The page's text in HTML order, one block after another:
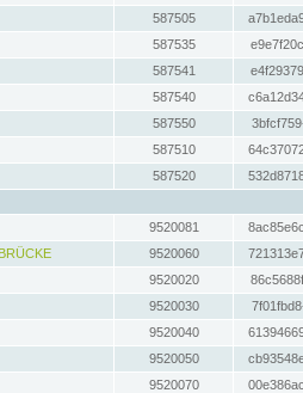
587505
587535
587541
587540
587550
587510
587520
9520081
9520060
9520020
9520030
9520040
9520050
9520070